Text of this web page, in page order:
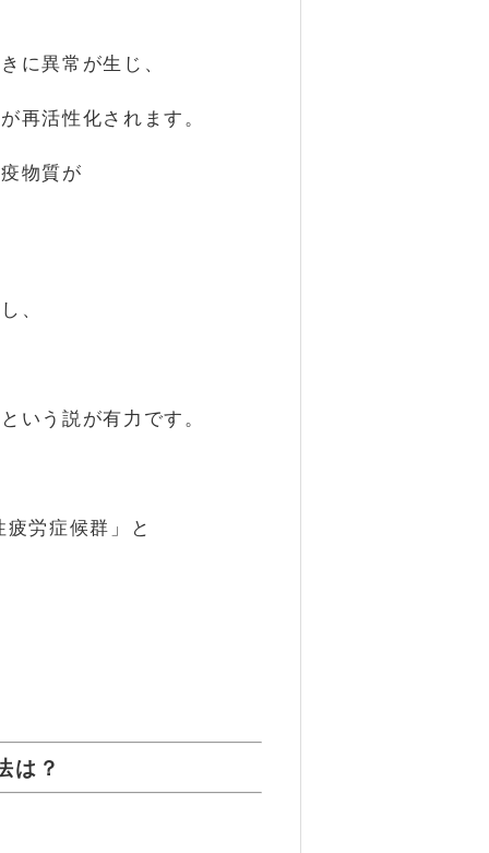
に異常が生じ、
再活性化されます。
物質が
、
いう説が有力です。
労症候群」と
は？